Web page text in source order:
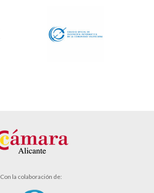
Con la colaboración de: